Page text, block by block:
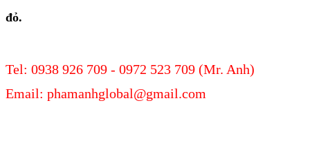
đỏ.
Tel: 0938 926 709 - 0972 523 709 (Mr. Anh)
Email: phamanhglobal@gmail.com